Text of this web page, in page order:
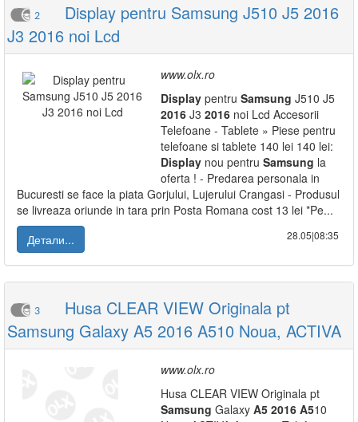
2
Display pentru Samsung J510 J5 2016
J3 2016 noi Lcd
www.olx.ro
Display pentru Samsung J510 J5
2016 J3 2016 noi Lcd Accesorii
Telefoane - Tablete » Piese pentru
telefoane si tablete 140 lei 140 lei:
Display nou pentru Samsung la
oferta ! - Predarea personala in
Bucuresti se face la piata Gorjului, Lujerului Crangasi - Produsul
se livreaza oriunde in tara prin Posta Romana cost 13 lei *Pe...
Детали...
28.05|08:35
3
Husa CLEAR VIEW Originala pt
Samsung Galaxy A5 2016 A510 Noua, ACTIVA
www.olx.ro
Husa CLEAR VIEW Originala pt
Samsung Galaxy A5 2016 A510